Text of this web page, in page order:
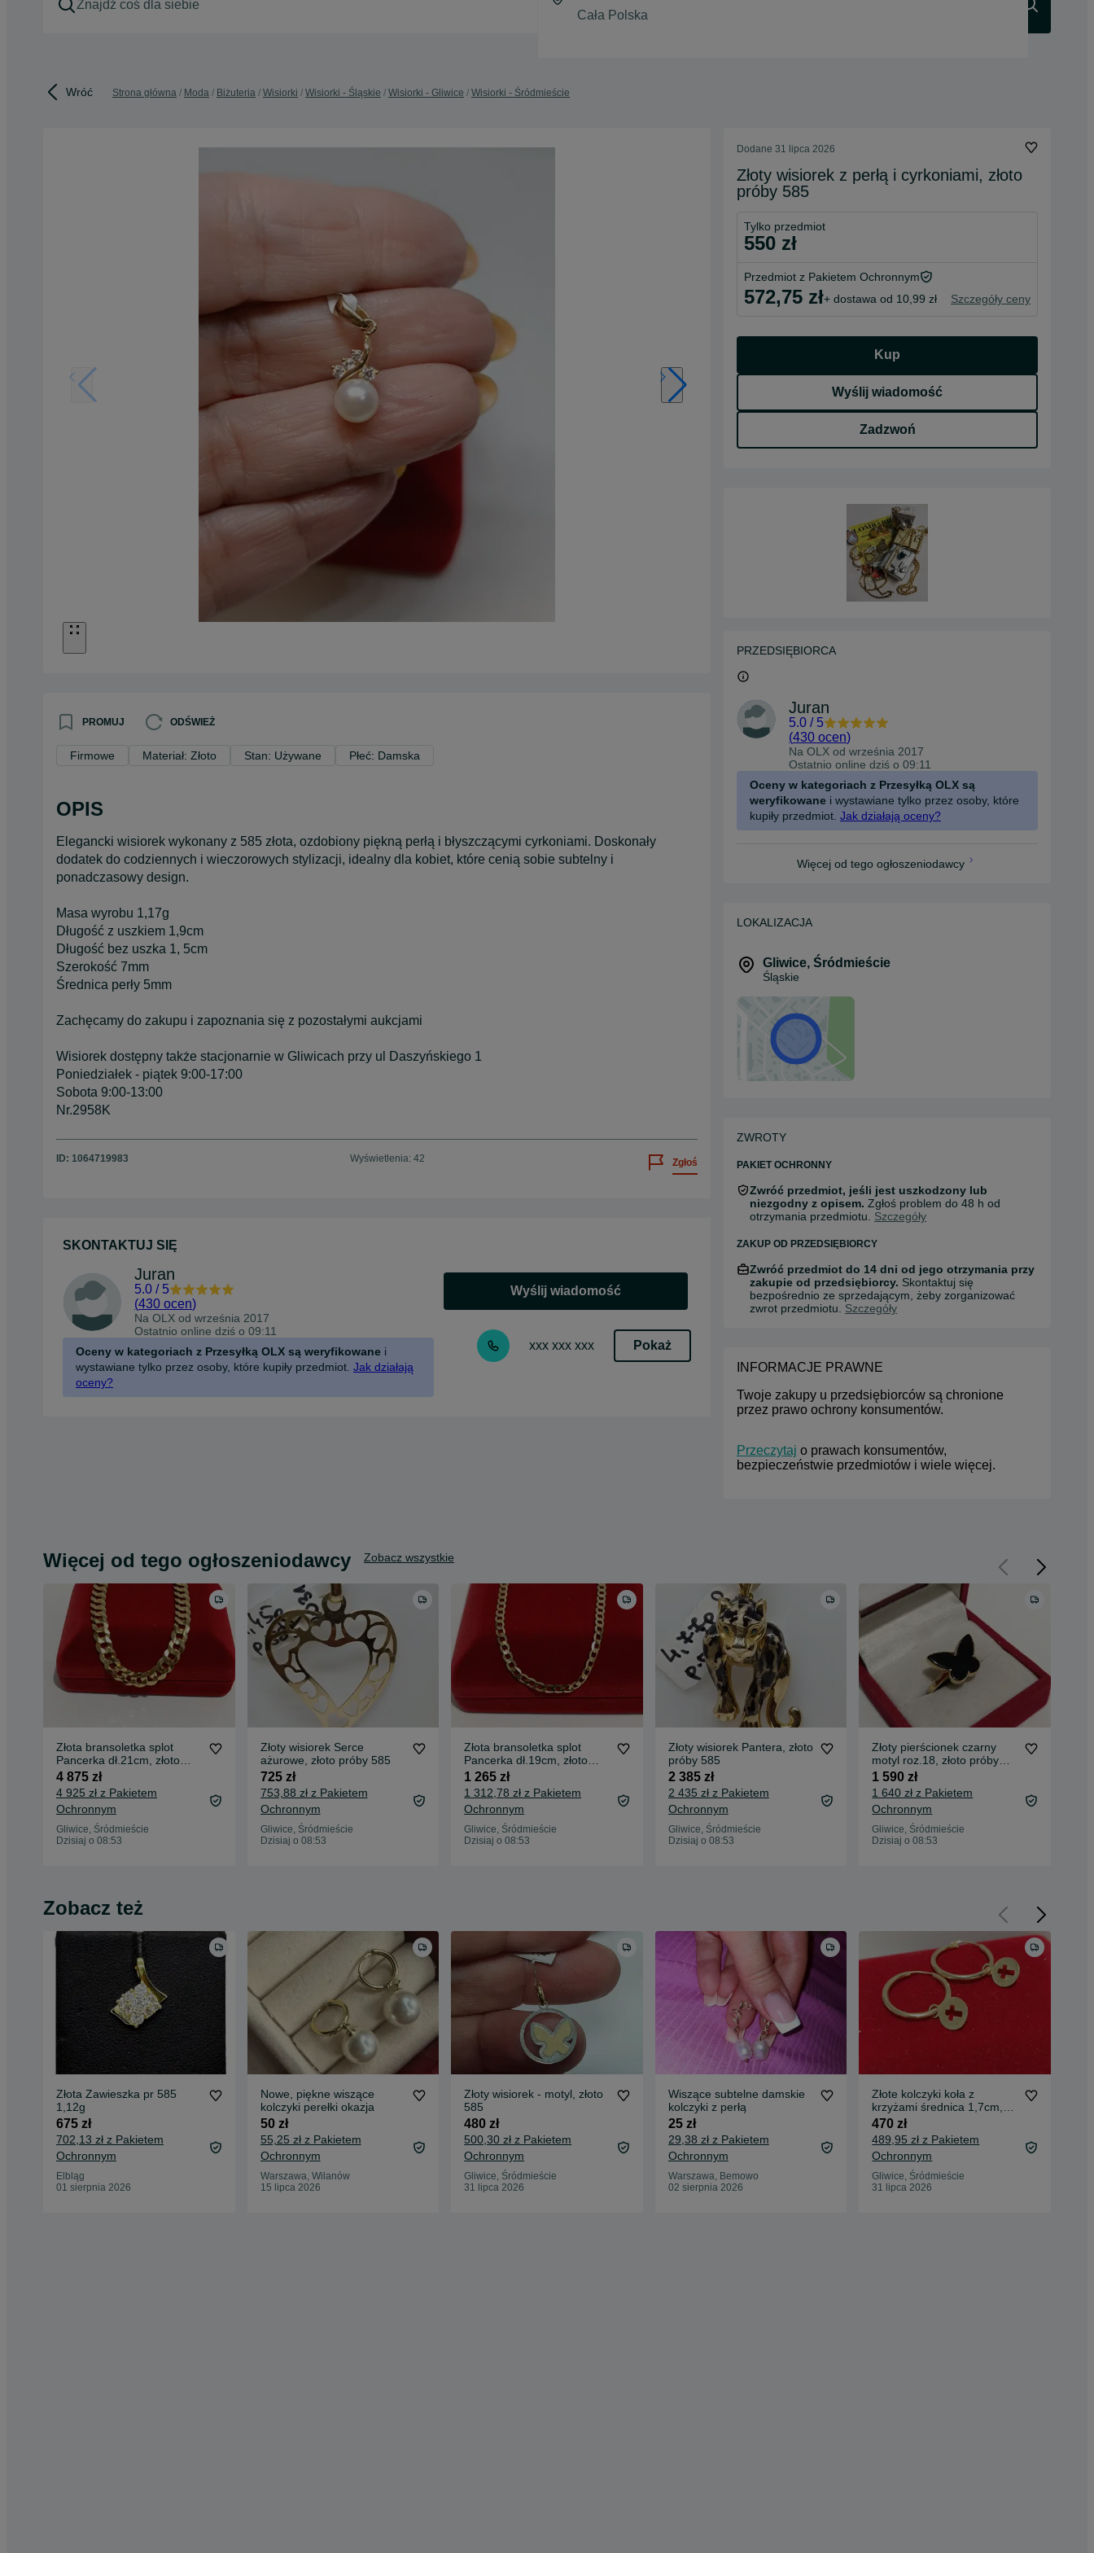
Wróć Strona główna Moda Biżuteria Wisiorki Wisiorki - Śląskie Wisiorki - Gliwice Wisiorki - Śródmieście
PROMUJ ODŚWIEŻ
Firmowe Materiał: Złoto Stan: Używane Płeć: Damska
OPIS
Elegancki wisiorek wykonany z 585 złota, ozdobiony piękną perłą i błyszczącymi cyrkoniami. Doskonały
dodatek do codziennych i wieczorowych stylizacji, idealny dla kobiet, które cenią sobie subtelny i
ponadczasowy design.
Masa wyrobu 1,17g
Długość z uszkiem 1,9cm
Długość bez uszka 1, 5cm
Szerokość 7mm
Średnica perły 5mm
Zachęcamy do zakupu i zapoznania się z pozostałymi aukcjami
Wisiorek dostępny także stacjonarnie w Gliwicach przy ul Daszyńskiego 1
Poniedziałek - piątek 9:00-17:00
Sobota 9:00-13:00
Nr.2958K
ID: 1064719983 Wyświetlenia: 42 Zgłoś
SKONTAKTUJ SIĘ
Juran
5.0 / 5
(430 ocen)
Na OLX od września 2017
Ostatnio online dziś o 09:11
Oceny w kategoriach z Przesyłką OLX są weryfikowane i
wystawiane tylko przez osoby, które kupiły przedmiot. Jak działają
oceny?
Wyślij wiadomość
xxx xxx xxx Pokaż
Dodane 31 lipca 2026
Złoty wisiorek z perłą i cyrkoniami, złoto
próby 585
Tylko przedmiot
550 zł
Przedmiot z Pakietem Ochronnym
572,75 zł+ dostawa od 10,99 zł Szczegóły ceny
Kup
Wyślij wiadomość
Zadzwoń
PRZEDSIĘBIORCA
Juran
5.0 / 5
(430 ocen)
Na OLX od września 2017
Ostatnio online dziś o 09:11
Oceny w kategoriach z Przesyłką OLX są
weryfikowane i wystawiane tylko przez osoby, które
kupiły przedmiot. Jak działają oceny?
Więcej od tego ogłoszeniodawcy
LOKALIZACJA
Gliwice, Śródmieście
Śląskie
ZWROTY
PAKIET OCHRONNY
Zwróć przedmiot, jeśli jest uszkodzony lub
niezgodny z opisem. Zgłoś problem do 48 h od
otrzymania przedmiotu. Szczegóły
ZAKUP OD PRZEDSIĘBIORCY
Zwróć przedmiot do 14 dni od jego otrzymania przy
zakupie od przedsiębiorcy. Skontaktuj się
bezpośrednio ze sprzedającym, żeby zorganizować
zwrot przedmiotu. Szczegóły
INFORMACJE PRAWNE
Twoje zakupy u przedsiębiorców są chronione
przez prawo ochrony konsumentów.
Przeczytaj o prawach konsumentów,
bezpieczeństwie przedmiotów i wiele więcej.
Więcej od tego ogłoszeniodawcy Zobacz wszystkie
Złota bransoletka splot
Pancerka dł.21cm, złoto
próby 585
4 875 zł
4 925 zł z Pakietem
Ochronnym
Gliwice, Śródmieście
Dzisiaj o 08:53
Złoty wisiorek Serce
ażurowe, złoto próby 585
725 zł
753,88 zł z Pakietem
Ochronnym
Gliwice, Śródmieście
Dzisiaj o 08:53
Złota bransoletka splot
Pancerka dł.19cm, złoto
próby 585
1 265 zł
1 312,78 zł z Pakietem
Ochronnym
Gliwice, Śródmieście
Dzisiaj o 08:53
Złoty wisiorek Pantera, złoto
próby 585
2 385 zł
2 435 zł z Pakietem
Ochronnym
Gliwice, Śródmieście
Dzisiaj o 08:53
Złoty pierścionek czarny
motyl roz.18, złoto próby
585
1 590 zł
1 640 zł z Pakietem
Ochronnym
Gliwice, Śródmieście
Dzisiaj o 08:53
Zobacz też
Złota Zawieszka pr 585
1,12g
675 zł
702,13 zł z Pakietem
Ochronnym
Elbląg
01 sierpnia 2026
Nowe, piękne wiszące
kolczyki perełki okazja
50 zł
55,25 zł z Pakietem
Ochronnym
Warszawa, Wilanów
15 lipca 2026
Złoty wisiorek - motyl, złoto
585
480 zł
500,30 zł z Pakietem
Ochronnym
Gliwice, Śródmieście
31 lipca 2026
Wiszące subtelne damskie
kolczyki z perłą
25 zł
29,38 zł z Pakietem
Ochronnym
Warszawa, Bemowo
02 sierpnia 2026
Złote kolczyki koła z
krzyżami średnica 1,7cm,
złoto próby 585
470 zł
489,95 zł z Pakietem
Ochronnym
Gliwice, Śródmieście
31 lipca 2026